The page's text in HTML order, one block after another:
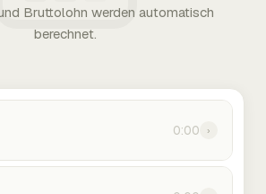
Bruttolohn werden automatisch
berechnet.
0:00 ›